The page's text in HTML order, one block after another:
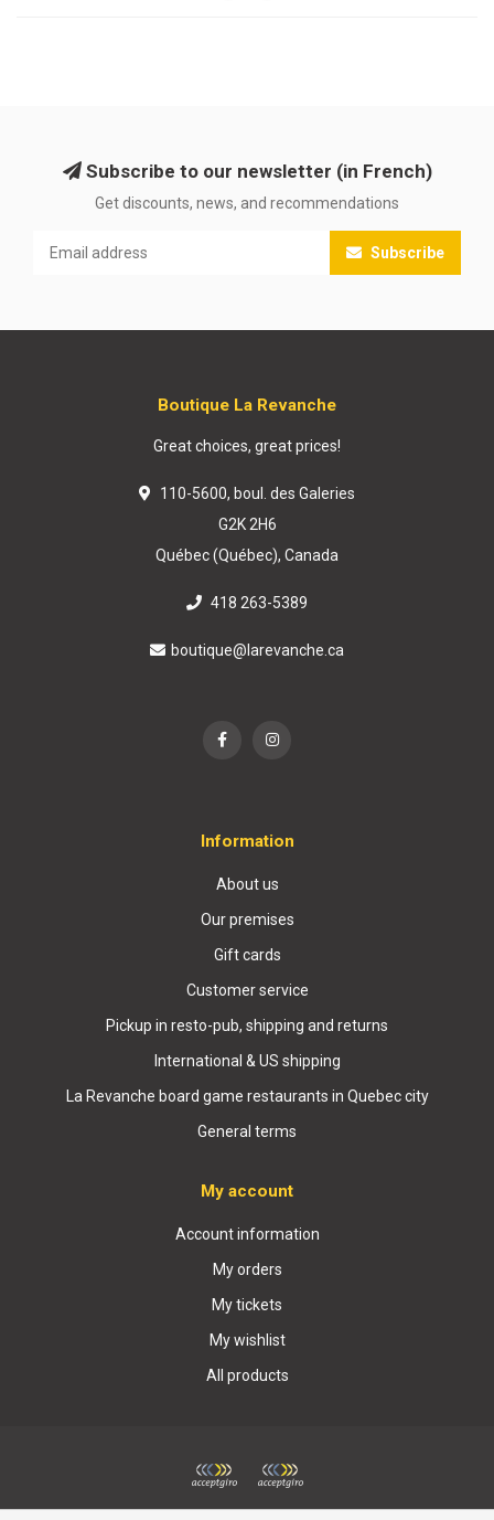
Subscribe to our newsletter (in French)
Get discounts, news, and recommendations
Subscribe
Boutique La Revanche
Great choices, great prices!
110-5600, boul. des Galeries
G2K 2H6
Québec (Québec), Canada
418 263-5389
boutique@larevanche.ca
Information
About us
Our premises
Gift cards
Customer service
Pickup in resto-pub, shipping and returns
International & US shipping
La Revanche board game restaurants in Quebec city
General terms
My account
Account information
My orders
My tickets
My wishlist
All products